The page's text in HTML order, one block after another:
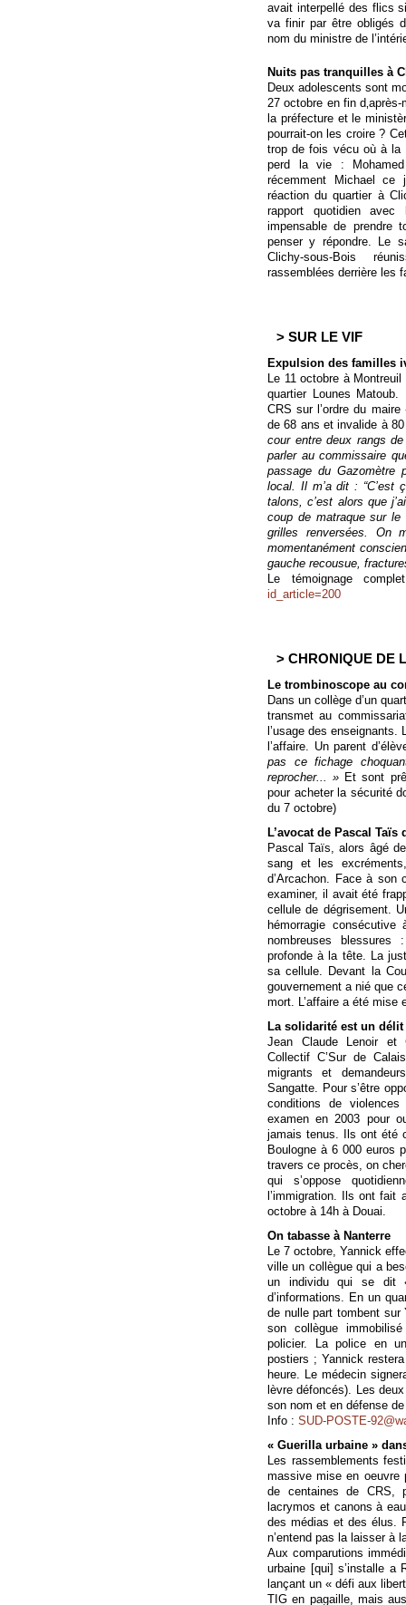
avait interpellé des flics
va finir par être obligés
nom du ministre de
Nuits pas tranquilles à
Deux adolescents sont
27 octobre en fin
la préfecture et le
pourrait-on les croire ?
trop de fois vécu où à la
perd la vie :
récemment Michael ce
réaction du quartier à
rapport quotidien
impensable de
penser y répondre. Le
Clichy-sous-Bois
rassemblées derrière les
> SUR LE VIF
Expulsion des familles
Le 11 octobre à
quartier Lounes
CRS sur l’ordre du
de 68 ans et invalide à
cour entre deux rangs
parler au commissaire
passage du Gazomètre
local. Il m’a dit : “C’est
talons, c’est alors que
coup de matraque sur
grilles renversées. On
momentanément
gauche recousue,
Le témoignage
id_article=200
> CHRONIQUE DE
Le trombinoscope au
Dans un collège d’un
transmet au
l’usage des
l’affaire. Un parent
pas ce fichage
reprocher... » Et sont
pour acheter la sécurité
du 7 octobre)
L’avocat de Pascal
Pascal Taïs, alors âgé
sang et les
d’Arcachon. Face à
examiner, il avait été
cellule de dégrisement.
hémorragie
nombreuses
profonde à la tête. La
sa cellule. Devant la
gouvernement a nié que
mort. L’affaire a été mise
La solidarité est un délit
Jean Claude Lenoir et
Collectif C’Sur de
migrants et
Sangatte. Pour s’être
conditions de
examen en 2003 pour
jamais tenus. Ils ont été
Boulogne à 6 000 euros
travers ce procès, on
qui s’oppose
l’immigration. Ils ont fait
octobre à 14h à Douai.
On tabasse à Nanterre
Le 7 octobre, Yannick
ville un collègue qui a
un individu qui se dit
d’informations. En un
de nulle part tombent
son collègue
policier. La police en
postiers ; Yannick
heure. Le médecin
lèvre défoncés). Les
son nom et en défense
Info : SUD-POSTE-
« Guerilla urbaine »
Les rassemblements
massive mise en oeuvre
de centaines de CRS,
lacrymos et canons à
des médias et des élus.
n’entend pas la laisser à
Aux comparutions
urbaine [qui] s’installe a
lançant un « défi aux
TIG en pagaille, mais